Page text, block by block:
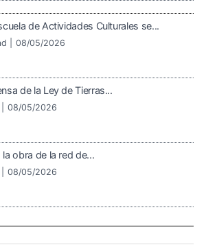
de Actividades Culturales se...
| 08/05/2026
de la Ley de Tierras...
08/05/2026
la obra de la red de...
08/05/2026